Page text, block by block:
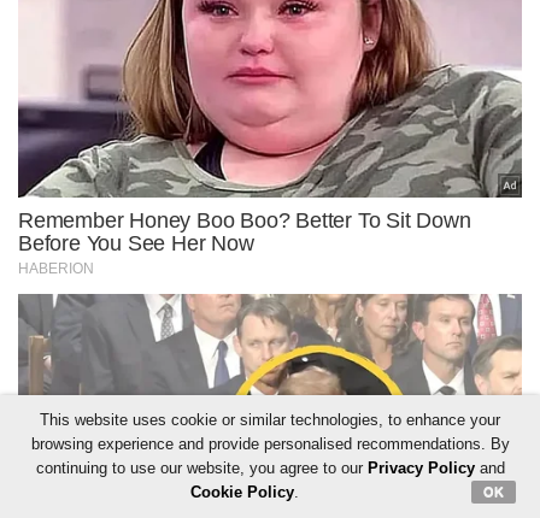
This website uses cookie or similar technologies, to enhance your
browsing experience and provide personalised recommendations. By
continuing to use our website, you agree to our Privacy Policyand
Cookie Policy. OK